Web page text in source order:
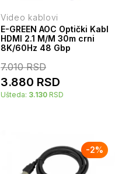
Video kablovi
E-GREEN AOC Optički Kabl
HDMI 2.1 M/M 30m crni
8K/60Hz 48 Gbp
7.010RSD
3.880 RSD
Ušteda: 3.130 RSD
-2%